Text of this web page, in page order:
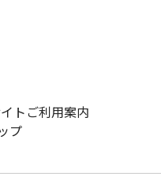
トご利用案内
プ